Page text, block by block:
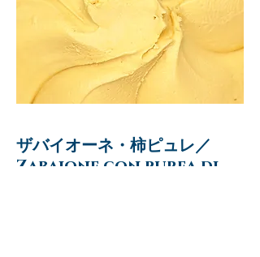
ザバイオーネ・柿ピュレ／
Zabaione con purea di